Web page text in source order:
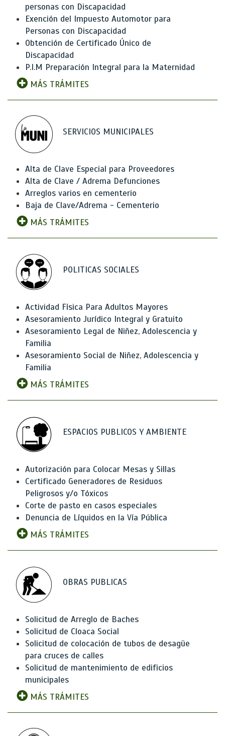
personas con Discapacidad
Exención del Impuesto Automotor para
Personas con Discapacidad
Obtención de Certificado Único de
Discapacidad
P.I.M Preparación Integral para la Maternidad
MÁS TRÁMITES
SERVICIOS MUNICIPALES
Alta de Clave Especial para Proveedores
Alta de Clave / Adrema Defunciones
Arreglos varios en cementerio
Baja de Clave/Adrema - Cementerio
MÁS TRÁMITES
POLITICAS SOCIALES
Actividad Física Para Adultos Mayores
Asesoramiento Jurídico Integral y Gratuito
Asesoramiento Legal de Niñez, Adolescencia y
Familia
Asesoramiento Social de Niñez, Adolescencia y
Familia
MÁS TRÁMITES
ESPACIOS PUBLICOS Y AMBIENTE
Autorización para Colocar Mesas y Sillas
Certificado Generadores de Residuos
Peligrosos y/o Tóxicos
Corte de pasto en casos especiales
Denuncia de Líquidos en la Vía Pública
MÁS TRÁMITES
OBRAS PUBLICAS
Solicitud de Arreglo de Baches
Solicitud de Cloaca Social
Solicitud de colocación de tubos de desagüe
para cruces de calles
Solicitud de mantenimiento de edificios
municipales
MÁS TRÁMITES